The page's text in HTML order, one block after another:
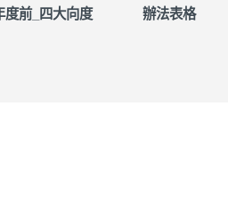
度前_四大向度 辦法表格